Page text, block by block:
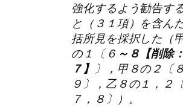
強化するよう勧告す
と（３１項）を含ん
括所見を採択した（
の１〔６ ～８【削除
７】 〕，甲８の２〔
９〕，乙８の１，２
７，８〕）。